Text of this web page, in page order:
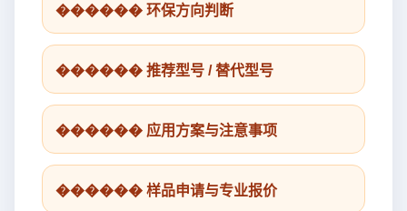
������ 环保方向判断
������ 推荐型号 / 替代型号
������ 应用方案与注意事项
������ 样品申请与专业报价